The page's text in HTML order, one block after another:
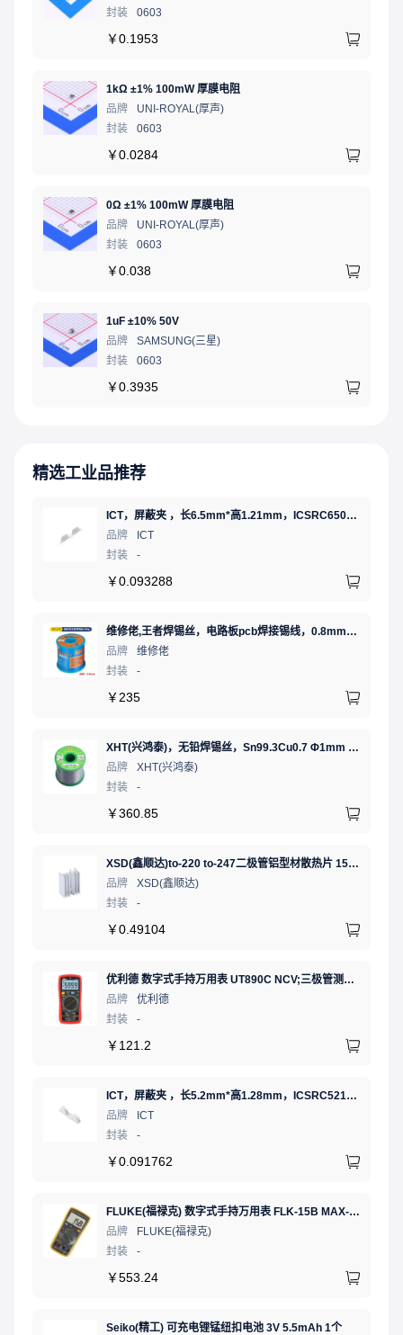
封装
0603
￥0.1953
1kΩ ±1% 100mW 厚膜电阻
品牌
UNI-ROYAL(厚声)
封装
0603
￥0.0284
0Ω ±1% 100mW 厚膜电阻
品牌
UNI-ROYAL(厚声)
封装
0603
￥0.038
1uF ±10% 50V
品牌
SAMSUNG(三星)
封装
0603
￥0.3935
精选工业品推荐
ICT，屏蔽夹 ，长6.5mm*高1.21mm，ICSRC6508SFR
品牌
ICT
封装
-
￥0.093288
维修佬,王者焊锡丝，电路板pcb焊接锡线，0.8mm800g,1个
品牌
维修佬
封装
-
￥ 235
XHT(兴鸿泰)，无铅焊锡丝，Sn99.3Cu0.7 Φ1mm 750G，环保锡线， 免洗焊锡丝/锡线,1卷
品牌
XHT(兴鸿泰)
封装
-
￥360.85
XSD(鑫顺达)to-220 to-247二极管铝型材散热片 15.5*10.5*21 本色带针大功率电子散热器（可定制）
品牌
XSD(鑫顺达)
封装
-
￥0.49104
优利德 数字式手持万用表 UT890C NCV;三极管测试;二极管测试;火线辨别;真有效值;通断测试
品牌
优利德
封装
-
￥ 121.2
ICT，屏蔽夹 ，长5.2mm*高1.28mm，ICSRC52128SFR
品牌
ICT
封装
-
￥0.091762
FLUKE(福禄克) 数字式手持万用表 FLK-15B MAX-01/CN 二极管测试;通断测试
品牌
FLUKE(福禄克)
封装
-
￥553.24
Seiko(精工) 可充电锂锰纽扣电池 3V 5.5mAh 1个